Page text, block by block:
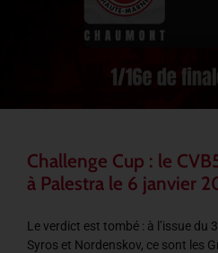
Challenge Cup : le
à Palestra le 6 janvier
Le verdict est tombé : à l’issue du
Syros et Nordenskov, ce sont les